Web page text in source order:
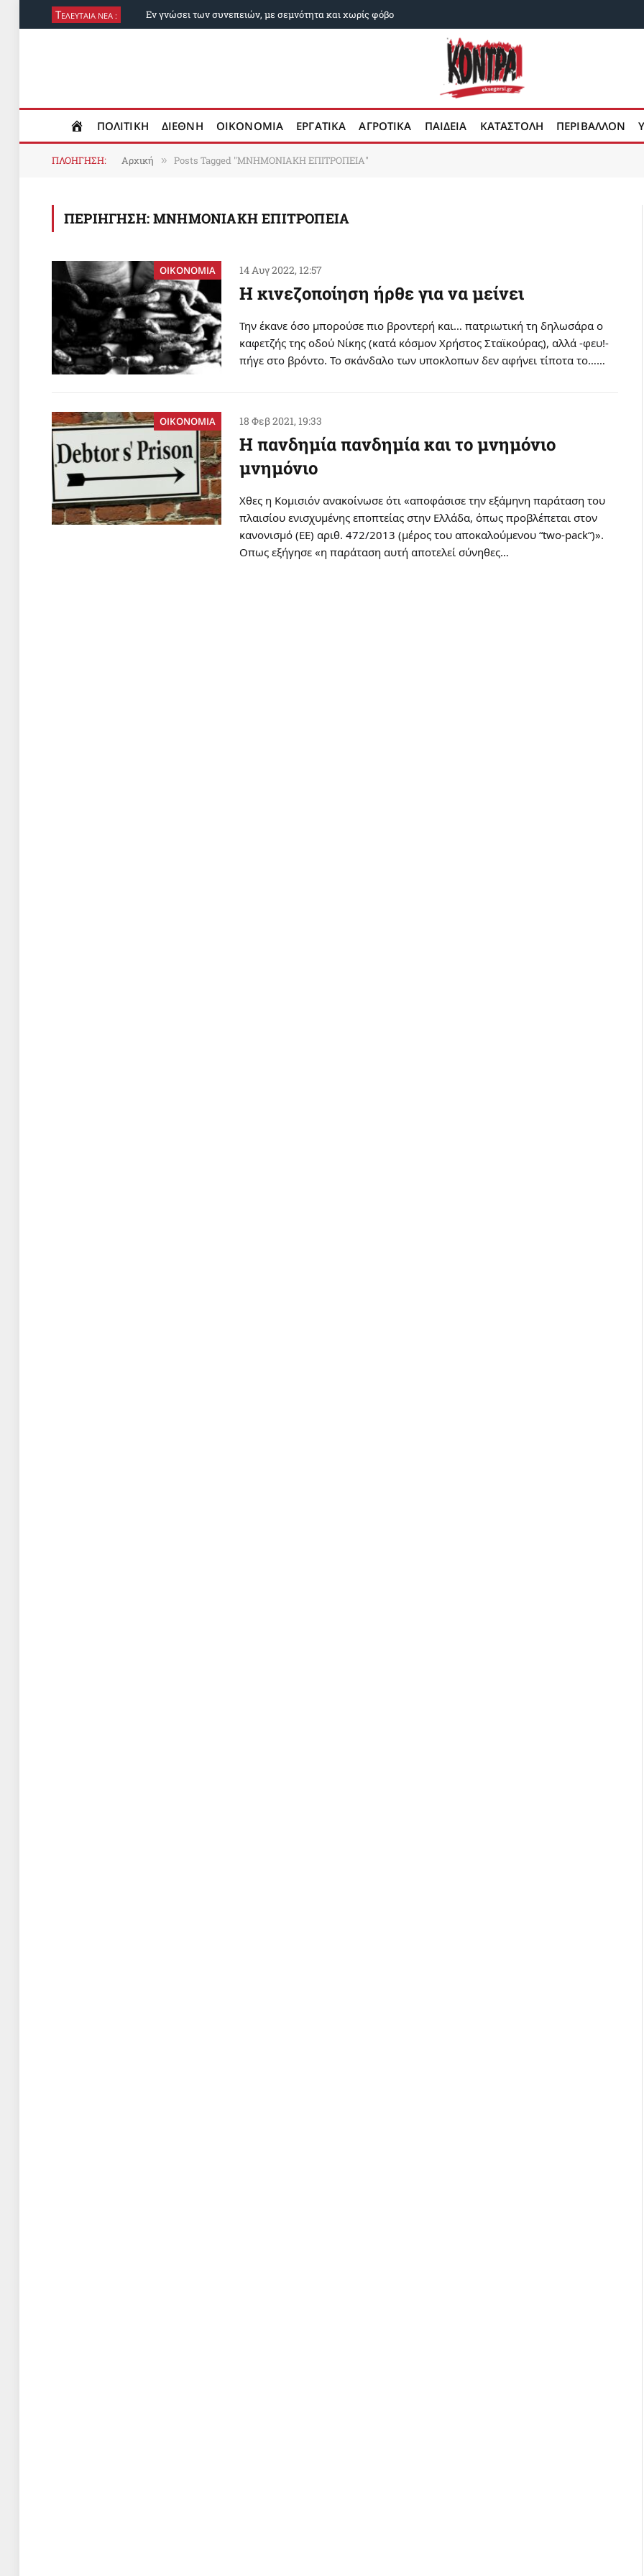
ΤΕΛΕΥΤΑΙΑ ΝΕΑ : Εν γνώσει των συνεπειών, με σεμνότητα και χωρίς φόβο
ΠΟΛΙΤΙΚΗ ΔΙΕΘΝΗ ΟΙΚΟΝΟΜΙΑ ΕΡΓΑΤΙΚΑ ΑΓΡΟΤΙΚΑ ΠΑΙΔΕΙΑ ΚΑΤΑΣΤΟΛΗ ΠΕΡΙΒΑΛΛΟΝ
ΠΛΟΗΓΗΣΗ: Αρχική » Posts Tagged "ΜΝΗΜΟΝΙΑΚΗ ΕΠΙΤΡΟΠΕΙΑ"
ΠΕΡΙΗΓΗΣΗ:ΜΝΗΜΟΝΙΑΚΗ ΕΠΙΤΡΟΠΕΙΑ
ΟΙΚΟΝΟΜΙΑ 14 Αυγ 2022, 12:57
Η κινεζοποίηση ήρθε για να μείνει
Την έκανε όσο μπορούσε πιο βροντερή και… πατριωτική τη δηλωσάρα ο
καφετζής της οδού Νίκης (κατά κόσμον Χρήστος Σταϊκούρας), αλλά -φευ!-
πήγε στο βρόντο. Το σκάνδαλο των υποκλοπων δεν αφήνει τίποτα το……
ΟΙΚΟΝΟΜΙΑ 18 Φεβ 2021, 19:33
Η πανδημία πανδημία και το μνημόνιο
μνημόνιο
Χθες η Κομισιόν ανακοίνωσε ότι «αποφάσισε την εξάμηνη παράταση του
πλαισίου ενισχυμένης εποπτείας στην Ελλάδα, όπως προβλέπεται στον
κανονισμό (ΕΕ) αριθ. 472/2013 (μέρος του αποκαλούμενου “two-pack“)».
Οπως εξήγησε «η παράταση αυτή αποτελεί σύνηθες…